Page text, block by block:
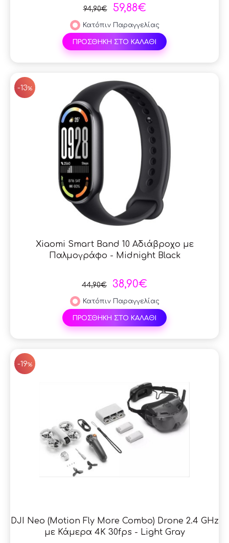
94,90€ 59,88€
Κατόπιν Παραγγελίας
ΠΡΟΣΘΗΚΗ ΣΤΟ ΚΑΛΑΘΙ
-13%
Xiaomi Smart Band 10 Αδιάβροχο με
Παλμογράφο - Midnight Black
44,90€ 38,90€
Κατόπιν Παραγγελίας
ΠΡΟΣΘΗΚΗ ΣΤΟ ΚΑΛΑΘΙ
-19%
DJI Neo (Motion Fly More Combo) Drone 2.4 GHz
με Κάμερα 4K 30fps - Light Gray